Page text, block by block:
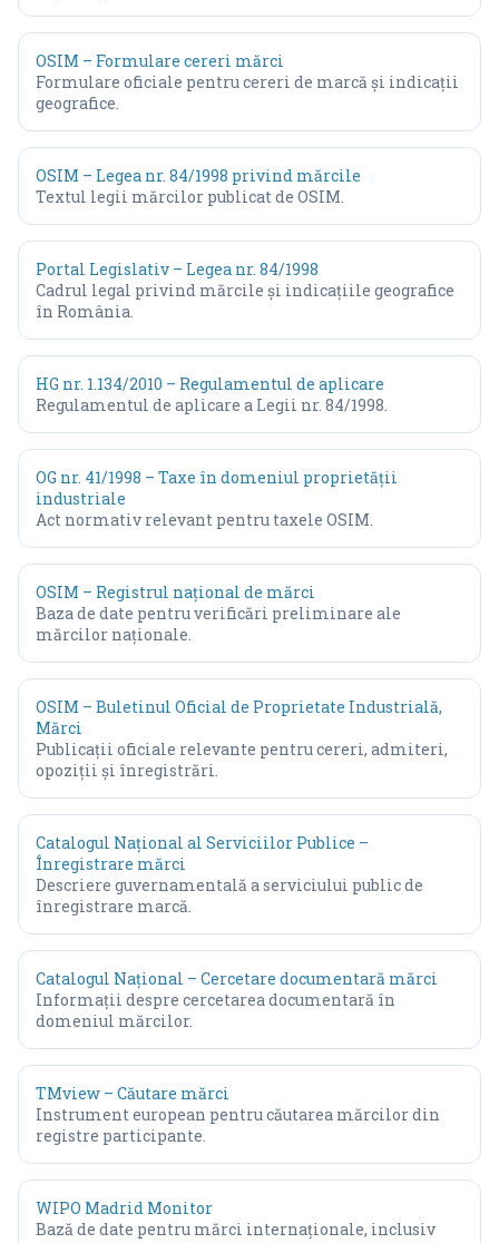
OSIM – Formulare cereri mărci
Formulare oficiale pentru cereri de marcă și indicații
geografice.
OSIM – Legea nr. 84/1998 privind mărcile
Textul legii mărcilor publicat de OSIM.
Portal Legislativ – Legea nr. 84/1998
Cadrul legal privind mărcile și indicațiile geografice
în România.
HG nr. 1.134/2010 – Regulamentul de aplicare
Regulamentul de aplicare a Legii nr. 84/1998.
OG nr. 41/1998 – Taxe în domeniul proprietății
industriale
Act normativ relevant pentru taxele OSIM.
OSIM – Registrul național de mărci
Baza de date pentru verificări preliminare ale
mărcilor naționale.
OSIM – Buletinul Oficial de Proprietate Industrială,
Mărci
Publicații oficiale relevante pentru cereri, admiteri,
opoziții și înregistrări.
Catalogul Național al Serviciilor Publice –
Înregistrare mărci
Descriere guvernamentală a serviciului public de
înregistrare marcă.
Catalogul Național – Cercetare documentară mărci
Informații despre cercetarea documentară în
domeniul mărcilor.
TMview – Căutare mărci
Instrument european pentru căutarea mărcilor din
registre participante.
WIPO Madrid Monitor
Bază de date pentru mărci internaționale, inclusiv